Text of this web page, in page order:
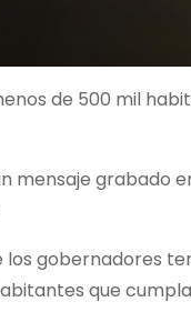
de 500 mil
grabado
gobernadores
que